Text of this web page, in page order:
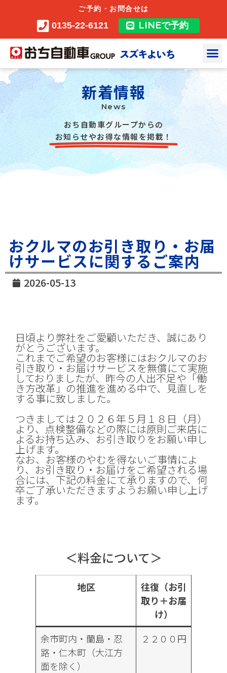
ご予約・お問合せは
0135-22-6121 LINEで予約
新着情報
News
おち自動車グループからの
お知らせやお得な情報を掲載！
おクルマのお引き取り・お届
けサービスに関するご案内
2026-05-13
日頃より弊社をご愛顧いただき、誠にあり
がとうございます。
これまでご希望のお客様にはおクルマのお
引き取り・お届けサービスを無償にて実施
しておりましたが、昨今の人出不足や「働
き方改革」の推進を進める中で、見直しを
する事に致しました。
つきましては２０２６年５月１８日（月）
より、点検整備などの際には原則ご来店に
よるお持ち込み、お引き取りをお願い申し
上げます。
なお、お客様のやむを得ないご事情によ
り、お引き取り・お届けをご希望される場
合には、下記の料金にて承りますので、何
卒ご了承いただきますようお願い申し上げ
ます。
＜料金について＞
地区
往復（お引
取り＋お届
け）
余市町内・蘭島・忍
路・仁木町（大江方
面を除く）
２２００円